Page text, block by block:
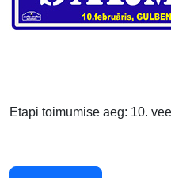
Etapi toimumise aeg: 10.